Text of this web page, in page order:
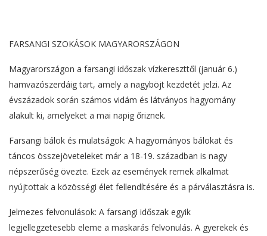
FARSANGI SZOKÁSOK MAGYARORSZÁGON
Magyarországon a farsangi időszak vízkereszttől (január 6.)
hamvazószerdáig tart, amely a nagyböjt kezdetét jelzi. Az
évszázadok során számos vidám és látványos hagyomány
alakult ki, amelyeket a mai napig őriznek.
Farsangi bálok és mulatságok: A hagyományos bálokat és
táncos összejöveteleket már a 18-19. században is nagy
népszerűség övezte. Ezek az események remek alkalmat
nyújtottak a közösségi élet fellendítésére és a párválasztásra is.
Jelmezes felvonulások: A farsangi időszak egyik
legjellegzetesebb eleme a maskarás felvonulás. A gyerekek és